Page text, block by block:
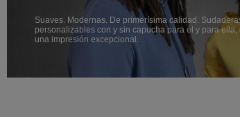
Suaves. Modernas. De primerísima calidad.
personalizables con y sin capucha para él y para
una impresión excepcional.